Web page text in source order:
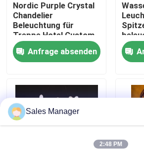
Kontakt mit uns
Bitte um ein Angebot
Hängende Leuchter-Lichter
Maßgeschneiderte Kronleuchter
kundenspezifische hängende
Nordic Purple Crystal
Chandelier
Beleuchtung für
Treppe Hotel Custom
Hochzeit Große Lobby
Anfrage absenden
5m2 -
Sales Manager
2:48 PM